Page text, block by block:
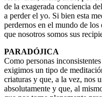
de la exagerada conciencia
a perder el yo. Si bien esta
perdernos en el mundo de
que nosotros somos sus
PARADÓJICA
Como personas
exigimos un tipo de
criaturas y que, a la vez, nos
absolutamente y que, al